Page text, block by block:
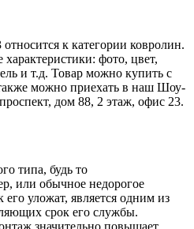
к категории ковролин.
фото, цвет,
и т.д. Товар можно купить с
можно приехать в наш Шоу-
дом 88, 2 этаж, офис 23.
типа, будь то
или обычное недорогое
его уложат, является одним из
срок его службы.